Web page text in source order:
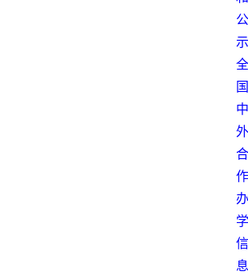
公
示
全
国
中
外
合
作
办
学
信
息